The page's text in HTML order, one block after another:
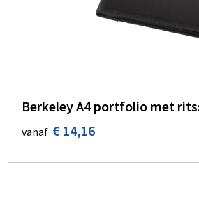
Berkeley A4 portfolio met
vanaf € 14,16